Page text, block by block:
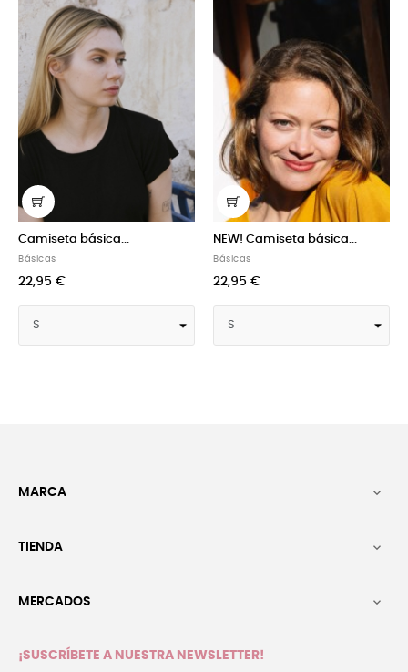
NEW! Camiseta básica...
Básicas
22,95 €
Camiseta básica...
Básicas
20,95 €
MARCA 
TIENDA 
MERCADOS 
¡SUSCRÍBETE A NUESTRA NEWSLETTER!